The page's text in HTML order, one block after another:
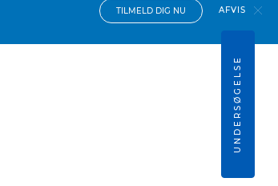
TILMELD DIG NU AFVIS
UNDERSØGELSE